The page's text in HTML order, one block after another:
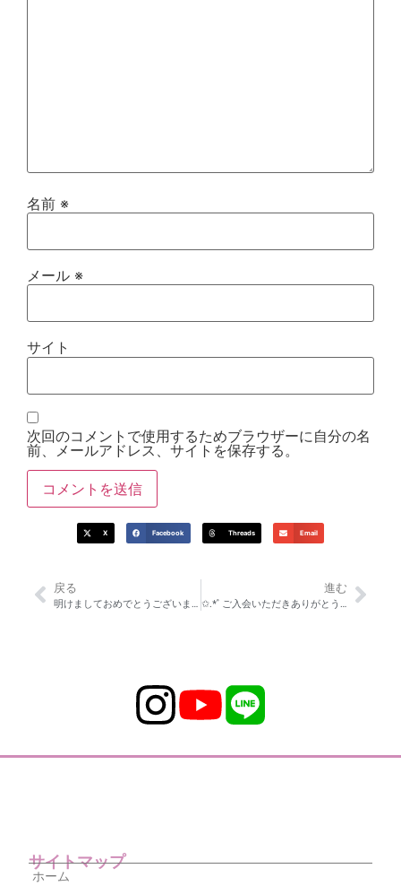
名前 ※
メール ※
サイト
次回のコメントで使用するためブラウザーに自分の名
前、メールアドレス、サイトを保存する。
X Facebook Threads Email
戻る 進む
サイトマップ
ホーム